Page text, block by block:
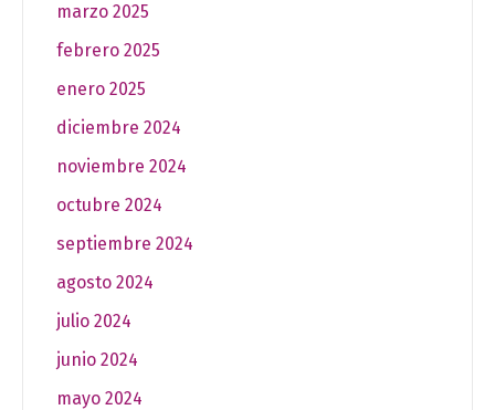
marzo 2025
febrero 2025
enero 2025
diciembre 2024
noviembre 2024
octubre 2024
septiembre 2024
agosto 2024
julio 2024
junio 2024
mayo 2024